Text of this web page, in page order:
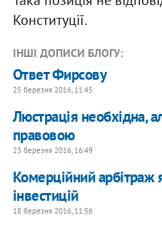
Конституції.
ІНШІ ДОПИСИ БЛОГУ:
Ответ Фирсову
25 березня 2016, 11:45
Люстрація необхідна,
правовою
23 березня 2016, 16:49
Комерційний арбітраж
інвестицій
18 березня 2016, 11:56